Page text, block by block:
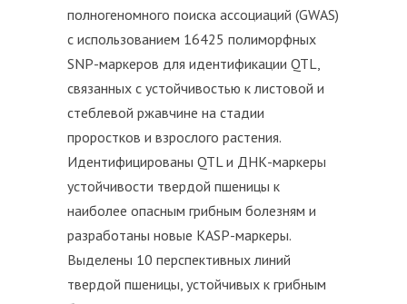
полногеномного поиска ассоциаций (GWAS)
с использованием 16425 полиморфных
SNP-маркеров для идентификации QTL,
связанных с устойчивостью к листовой и
стеблевой ржавчине на стадии
проростков и взрослого растения.
Идентифицированы QTL и ДНК-маркеры
устойчивости твердой пшеницы к
наиболее опасным грибным болезням и
разработаны новые KASP-маркеры.
Выделены 10 перспективных линий
твердой пшеницы, устойчивых к грибным